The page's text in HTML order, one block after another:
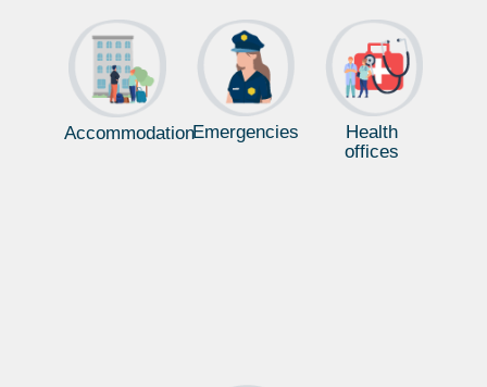
AccommodationEmergencies
Health
offices